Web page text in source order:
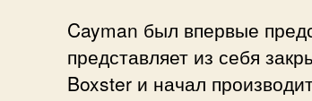
Cayman был впервые
представляет из себя
Boxster и начал